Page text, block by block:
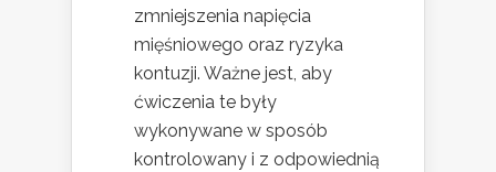
zmniejszenia napięcia
mięśniowego oraz ryzyka
kontuzji. Ważne jest, aby
ćwiczenia te były
wykonywane w sposób
kontrolowany i z odpowiednią